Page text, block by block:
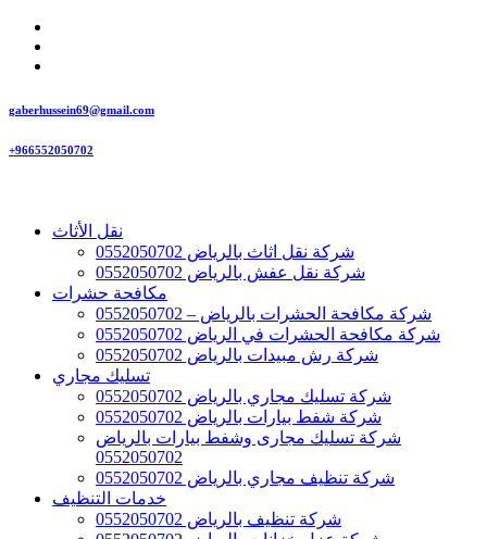
gaberhussein69@gmail.com
+966552050702
نقل الأثاث
شركة نقل اثاث بالرياض 0552050702
شركة نقل عفش بالرياض 0552050702
مكافحة حشرات
شركة مكافحة الحشرات بالرياض – 0552050702
شركة مكافحة الحشرات في الرياض 0552050702
شركة رش مبيدات بالرياض 0552050702
تسليك مجاري
شركة تسليك مجاري بالرياض 0552050702
شركة شفط بيارات بالرياض 0552050702
شركة تسليك مجارى وشفط بيارات بالرياض
0552050702
شركة تنظيف مجاري بالرياض 0552050702
خدمات التنظيف
شركة تنظيف بالرياض 0552050702